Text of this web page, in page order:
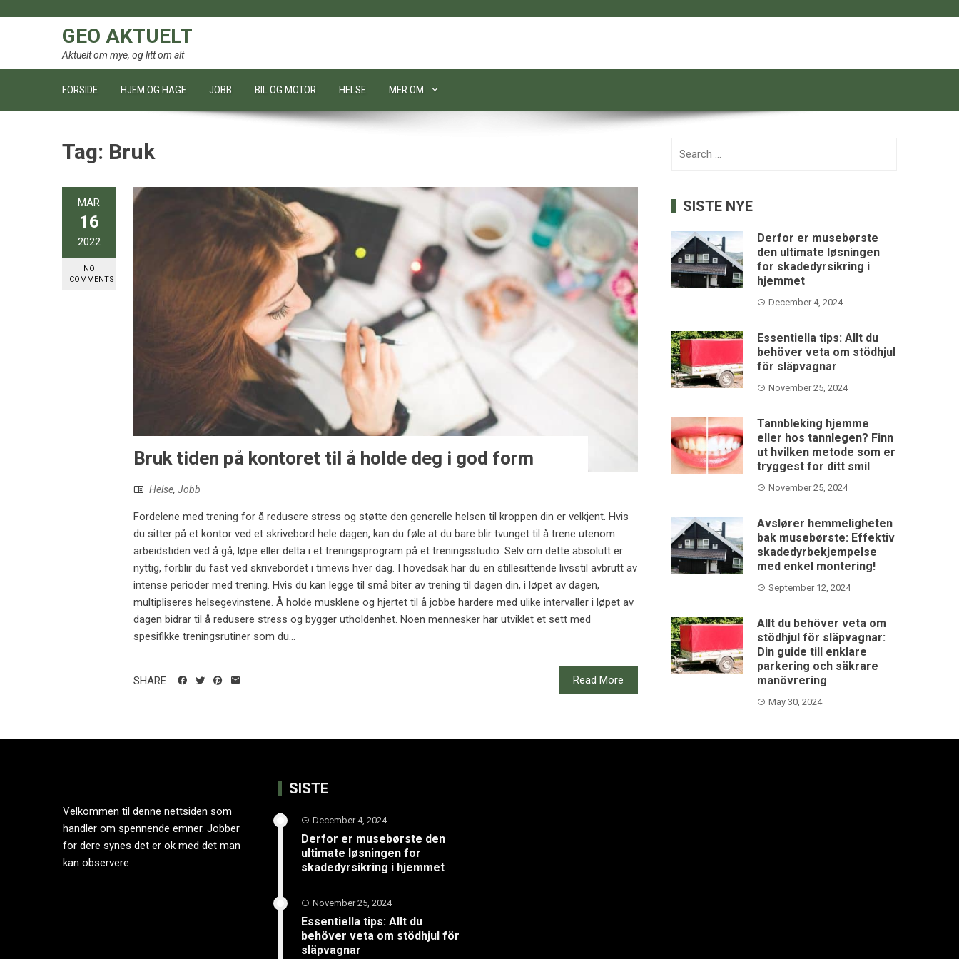
GEO AKTUELT
Aktuelt om mye, og litt om alt
FORSIDE HJEM OG HAGE JOBB BIL OG MOTOR HELSE MER OM
Tag: Bruk
MAR
16
2022
NO
COMMENTS
Bruk tiden på kontoret til å holde deg i god form
Helse, Jobb
Fordelene med trening for å redusere stress og støtte den generelle helsen til kroppen din er velkjent. Hvis
du sitter på et kontor ved et skrivebord hele dagen, kan du føle at du bare blir tvunget til å trene utenom
arbeidstiden ved å gå, løpe eller delta i et treningsprogram på et treningsstudio. Selv om dette absolutt er
nyttig, forblir du fast ved skrivebordet i timevis hver dag. I hovedsak har du en stillesittende livsstil avbrutt av
intense perioder med trening. Hvis du kan legge til små biter av trening til dagen din, i løpet av dagen,
multipliseres helsegevinstene. Å holde musklene og hjertet til å jobbe hardere med ulike intervaller i løpet av
dagen bidrar til å redusere stress og bygger utholdenhet. Noen mennesker har utviklet et sett med
spesifikke treningsrutiner som du...
Read More
SHARE
SISTE NYE
Derfor er musebørste
den ultimate løsningen
for skadedyrsikring i
hjemmet
December 4, 2024
Essentiella tips: Allt du
behöver veta om stödhjul
för släpvagnar
November 25, 2024
Tannbleking hjemme
eller hos tannlegen? Finn
ut hvilken metode som er
tryggest for ditt smil
November 25, 2024
Avslører hemmeligheten
bak musebørste: Effektiv
skadedyrbekjempelse
med enkel montering!
September 12, 2024
Allt du behöver veta om
stödhjul för släpvagnar:
Din guide till enklare
parkering och säkrare
manövrering
May 30, 2024
Velkommen til denne nettsiden som
handler om spennende emner. Jobber
for dere synes det er ok med det man
kan observere .
SISTE
December 4, 2024
Derfor er musebørste den
ultimate løsningen for
skadedyrsikring i hjemmet
November 25, 2024
Essentiella tips: Allt du
behöver veta om stödhjul för
släpvagnar